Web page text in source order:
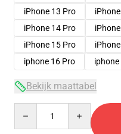
iPhone 13 Pro
iPhone 14 Pro
iPhone 15 Pro
iphone 16 Pro
Bekijk maattabel